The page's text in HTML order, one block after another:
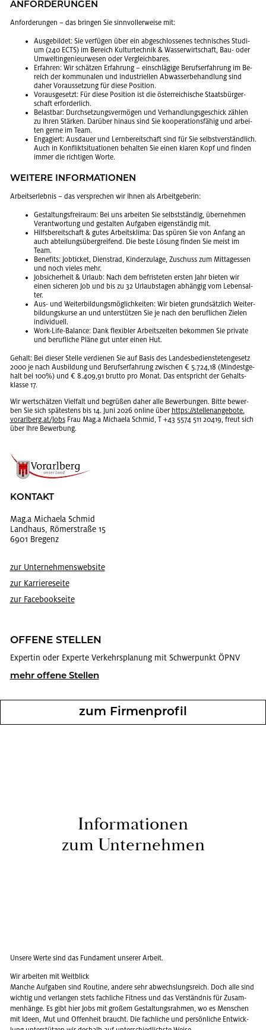
AN­FOR­DE­RUN­GEN
An­for­de­run­gen – das brin­gen Sie sinn­vol­ler­wei­se mit:
Aus­ge­bil­det: Sie ver­fü­gen über ein ab­ge­schlos­se­nes tech­ni­sches Stu­di­
um (240 ECTS) im Be­reich Kul­tur­tech­nik & Was­ser­wirt­schaft, Bau- oder
Um­welt­in­ge­nieur­we­sen oder Ver­gleich­ba­res.
Er­fah­ren: Wir schät­zen Er­fah­rung – ein­schlä­gi­ge Be­rufs­er­fah­rung im Be­
reich der kom­mu­na­len und in­dus­tri­el­len Ab­was­ser­be­hand­lung sind
daher Vor­aus­set­zung für diese Po­si­ti­on.
Vor­aus­ge­setzt: Für diese Po­si­ti­on ist die ös­ter­rei­chi­sche Staats­bür­ger­
schaft er­for­der­lich.
Be­last­bar: Durch­set­zungs­ver­mö­gen und Ver­hand­lungs­ge­schick zäh­len
zu Ihren Stär­ken. Dar­über hin­aus sind Sie ko­ope­ra­ti­ons­fä­hig und ar­bei­
ten gerne im Team.
En­ga­giert: Aus­dau­er und Lern­be­reit­schaft sind für Sie selbst­ver­ständ­lich.
Auch in Kon­flikt­si­tua­tio­nen be­hal­ten Sie einen kla­ren Kopf und fin­den
immer die rich­ti­gen Worte.
WEI­TE­RE IN­FOR­MA­TIO­NEN
Ar­beits­er­leb­nis – das ver­spre­chen wir Ihnen als Ar­beit­ge­be­rin:
Ge­stal­tungs­frei­raum: Bei uns ar­bei­ten Sie selbst­stän­dig, über­neh­men
Ver­ant­wor­tung und ge­stal­ten Auf­ga­ben ei­gen­stän­dig mit.
Hilfs­be­reit­schaft & gutes Ar­beits­kli­ma: Das spü­ren Sie von An­fang an
auch ab­tei­lungs­über­grei­fend. Die beste Lö­sung fin­den Sie meist im
Team.
Be­ne­fits: Job­ti­cket, Dienst­rad, Kin­der­zu­la­ge, Zu­schuss zum Mit­tag­essen
und noch vie­les mehr.
Job­si­cher­heit & Ur­laub: Nach dem be­fris­te­ten ers­ten Jahr bie­ten wir
einen si­che­ren Job und bis zu 32 Ur­laubs­ta­gen ab­hän­gig vom Le­bens­al­
ter.
Aus- und Wei­ter­bil­dungs­mög­lich­kei­ten: Wir bie­ten grund­sätz­lich Wei­ter­
bil­dungs­kur­se an und un­ter­stüt­zen Sie je nach den be­ruf­li­chen Zie­len
in­di­vi­du­ell.
Work-Life-Ba­lan­ce: Dank fle­xi­bler Ar­beits­zei­ten be­kom­men Sie pri­va­te
und be­ruf­li­che Pläne gut unter einen Hut.
Ge­halt: Bei die­ser Stel­le ver­die­nen Sie auf Basis des Lan­des­be­diens­te­ten­ge­setz
2000 je nach Aus­bil­dung und Be­rufs­er­fah­rung zwi­schen € 5.724,18 (Min­dest­ge­
halt bei 100%) und € 8.409,91 brut­to pro Monat. Das ent­spricht der Ge­halts­
klas­se 17.
Wir wert­schät­zen Viel­falt und be­grü­ßen daher alle Be­wer­bun­gen. Bitte be­wer­
ben Sie sich spä­tes­tens bis 14. Juni 2026 on­line über https://​ste​llen​ange​bote.​
vorarlberg.​at/​JobsFrau Mag.a Mi­chae­la Schmid, T +43 5574 511 20419, freut sich
über Ihre Be­wer­bung.
KON­TAKT
Mag.a Mi­chae­la Schmid
Land­haus, Rö­mer­stra­ße 15
6901 Bre­genz
zur Un­ter­neh­mens­web­site
zur Kar­rie­re­sei­te
zur Face­book­sei­te
OF­FE­NE STEL­LEN
Ex­per­tin oder Ex­per­te Ver­kehrs­pla­nung mit Schwer­punkt ÖPNV
mehr of­fe­ne Stel­len
zum Fir­men­pro­fil
In­for­ma­tio­nen
zum Un­ter­neh­men
Un­se­re Werte sind das Fun­da­ment un­se­rer Ar­beit.
Wir ar­bei­ten mit Weit­blick
Man­che Auf­ga­ben sind Rou­ti­ne, an­de­re sehr ab­wechs­lungs­reich. Doch alle sind
wich­tig und ver­lan­gen stets fach­li­che Fit­ness und das Ver­ständ­nis für Zu­sam­
men­hän­ge. Es gibt hier Jobs mit gro­ßem Ge­stal­tungs­rah­men, wo es Men­schen
mit Ideen, Mut und Of­fen­heit braucht. Die fach­li­che und per­sön­li­che Ent­wick­